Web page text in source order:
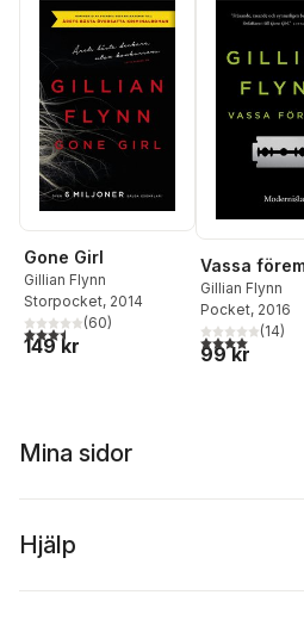
Gone Girl
Gillian Flynn
Storpocket, 2014
3,5utav 5 stjärnor. Totalt antal röster:
(60)
149 kr
Vassa
Gillian Flynn
Pocket, 2016
4,0utav 5(14)
99 kr
Mina sidor
Hjälp